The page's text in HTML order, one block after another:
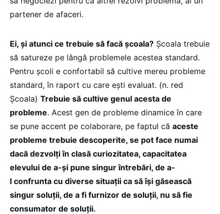
partener de afaceri.
Ei, și atunci ce trebuie să facă școala? Școala trebuie
să satureze pe lângă problemele acestea standard.
Pentru școli e confortabil să cultive mereu probleme
standard, în raport cu care ești evaluat. (n. red
Școala) Trebuie să cultive genul acesta de
probleme. Acest gen de probleme dinamice în care
se pune accent pe colaborare, pe faptul că aceste
probleme trebuie descoperite, se pot face numai
dacă dezvolți în clasă curiozitatea, capacitatea
elevului de a-și pune singur întrebări, de a-
l confrunta cu diverse situații ca să își găsească
singur soluții, de a fi furnizor de soluții, nu să fie
consumator de soluții.